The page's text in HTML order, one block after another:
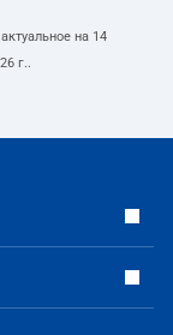
актуальное на 14
г..